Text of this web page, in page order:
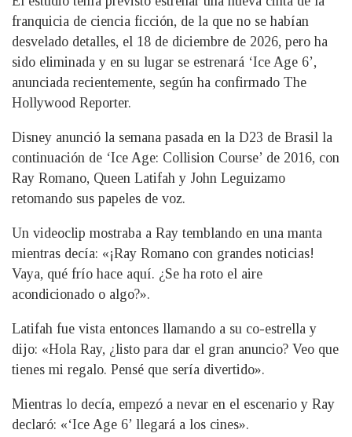
franquicia de ciencia ficción, de la que no se habían
desvelado detalles, el 18 de diciembre de 2026, pero ha
sido eliminada y en su lugar se estrenará ‘Ice Age 6’,
anunciada recientemente, según ha confirmado The
Hollywood Reporter.
Disney anunció la semana pasada en la D23 de Brasil la
continuación de ‘Ice Age: Collision Course’ de 2016, con
Ray Romano, Queen Latifah y John Leguizamo
retomando sus papeles de voz.
Un videoclip mostraba a Ray temblando en una manta
mientras decía: «¡Ray Romano con grandes noticias!
Vaya, qué frío hace aquí. ¿Se ha roto el aire
acondicionado o algo?».
Latifah fue vista entonces llamando a su co-estrella y
dijo: «Hola Ray, ¿listo para dar el gran anuncio? Veo que
tienes mi regalo. Pensé que sería divertido».
Mientras lo decía, empezó a nevar en el escenario y Ray
declaró: «‘Ice Age 6’ llegará a los cines».